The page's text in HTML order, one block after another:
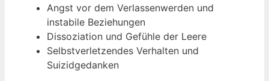
Angst vor dem Verlassenwerden und
instabile Beziehungen
Dissoziation und Gefühle der Leere
Selbstverletzendes Verhalten und
Suizidgedanken